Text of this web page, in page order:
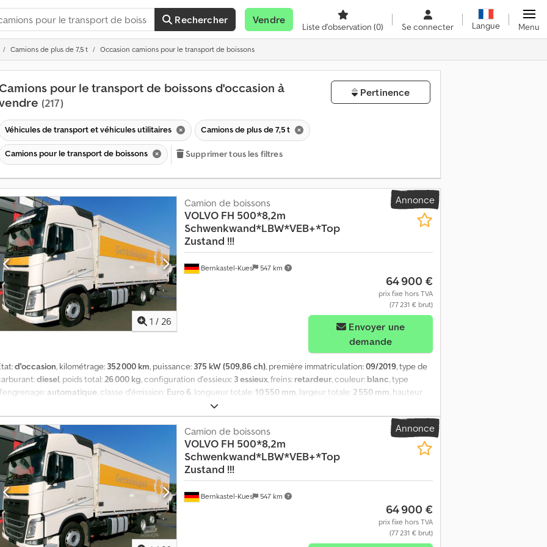
Rechercher Vendre
Liste d'observation (0) Se connecter Langue Menu
Camions de plus de 7,5 t Occasion camions pour le transport de boissons
Camions pour le transport de boissons d'occasion à
(217)
Pertinence
Véhicules de transport et véhicules utilitaires Camions de plus de 7,5 t
Camions pour le transport de boissons Supprimer tous les filtres
Annonce
1 / 26
Bernkastel-Kues 547 km
Camion de boissons
VOLVO FH 500*8,2m
Schwenkwand*LBW*VEB+*Top
Zustand !!!
64 900 €
prix fixe hors TVA
(77 231 € brut)
demande
d'occasion, kilométrage: 352 000 km, puissance: 375 kW (509,86 ch), première immatriculation:09/2019, type de
diesel, poids total:26 000 kg, configuration d'essieux: 3 essieux, freins: retardeur, couleur: blanc, type
automatique, classe d'émission: Euro 6, longueur totale:10 550 mm, largeur totale: 2 550 mm, hauteur
43 m³, longueur de l'espace de chargement:
l’espace de chargement:2 460 mm, hauteur de l'espace de chargement:2 150 mm, Année de construction:2019,
ABS, climatisation, filtre à particules, hayon élévateur, programme électronique de stabilité (ESP),
de navigation, * Structure à paroi pivotante, système GSL, sous la superstructure * Superstructure certifiée
conformément aux normes VDI 2700 et DIN EN 12642, code XL * Dimensions de l'espace de chargement : 8 180
2 460 x 2 150 mm Crjdpfx Ajzr Sxtebfjf * Plateau élévateur Bär, capacité : 2 000 kg * Coffre pour transpalette *
pneumatique intégrale * Essieu liftable * Blocage de différentiel * Attelage de remorque encastré,
50 * Grande cabine avec toit surélevé * Système de navigation * Pare-soleil * Sièges chauffants *
* 1 lit * Régulateur de vitesse adaptatif * Assistance au maintien de la trajectoire * Boîte de vitesses
* Système de freinage VEB+
Annonce
Bernkastel-Kues 547 km
Camion de boissons
VOLVO FH 500*8,2m
Schwenkwand*LBW*VEB+*Top
Zustand !!!
64 900 €
prix fixe hors TVA
(77 231 € brut)